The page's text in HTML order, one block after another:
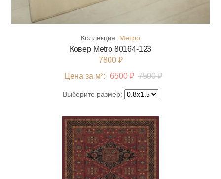
Коллекция: Метро
Ковер Metro 80164-123
7800 ₽
Цена за м²:
6500 ₽ 7500 ₽
Выберите размер: